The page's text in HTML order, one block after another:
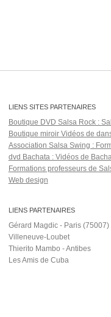
LIENS SITES PARTENAIRES
Boutique DVD Salsa Rock :
Boutique miroir Vidéos de
Association Salsa Swing :
dvd Bachata : Vidéos de
Formations professeurs de
Web design
LIENS PARTENAIRES
Gérard Magdic - Paris (75007)
Villeneuve-Loubet
Thierito Mambo - Antibes
Les Amis de Cuba